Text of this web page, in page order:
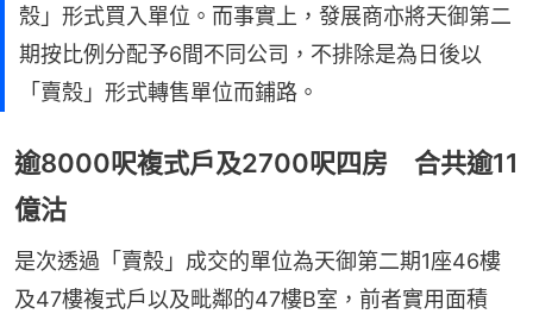
殼」形式買入單位。而事實上，發展商亦將天御第二
期按比例分配予6間不同公司，不排除是為日後以
「賣殼」形式轉售單位而鋪路。
逾8000呎複式戶及2700呎四房 合共逾11
億沽
是次透過「賣殼」成交的單位為天御第二期1座46樓
及47樓複式戶以及毗鄰的47樓B室，前者實用面積